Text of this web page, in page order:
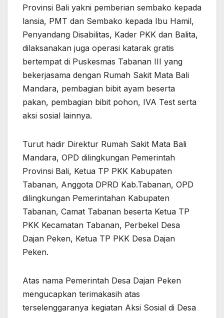
Provinsi Bali yakni pemberian sembako kepada
lansia, PMT dan Sembako kepada Ibu Hamil,
Penyandang Disabilitas, Kader PKK dan Balita,
dilaksanakan juga operasi katarak gratis
bertempat di Puskesmas Tabanan III yang
bekerjasama dengan Rumah Sakit Mata Bali
Mandara, pembagian bibit ayam beserta
pakan, pembagian bibit pohon, IVA Test serta
aksi sosial lainnya.
Turut hadir Direktur Rumah Sakit Mata Bali
Mandara, OPD dilingkungan Pemerintah
Provinsi Bali, Ketua TP PKK Kabupaten
Tabanan, Anggota DPRD Kab.Tabanan, OPD
dilingkungan Pemerintahan Kabupaten
Tabanan, Camat Tabanan beserta Ketua TP
PKK Kecamatan Tabanan, Perbekel Desa
Dajan Peken, Ketua TP PKK Desa Dajan
Peken.
Atas nama Pemerintah Desa Dajan Peken
mengucapkan terimakasih atas
terselenggaranya kegiatan Aksi Sosial di Desa